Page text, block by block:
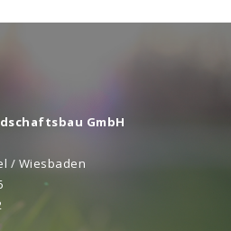
GmbH
/ Wiesbaden